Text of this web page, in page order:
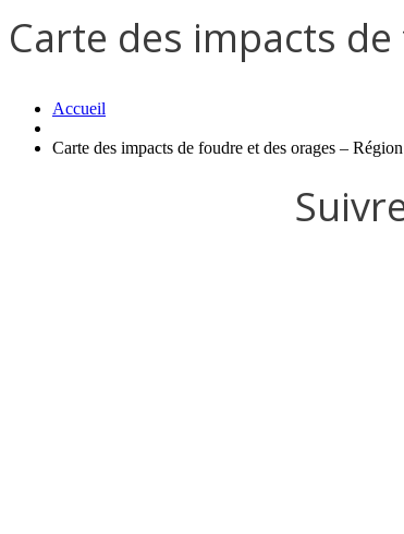
Carte des impacts
Accueil
Carte des impacts de foudre et des orages –